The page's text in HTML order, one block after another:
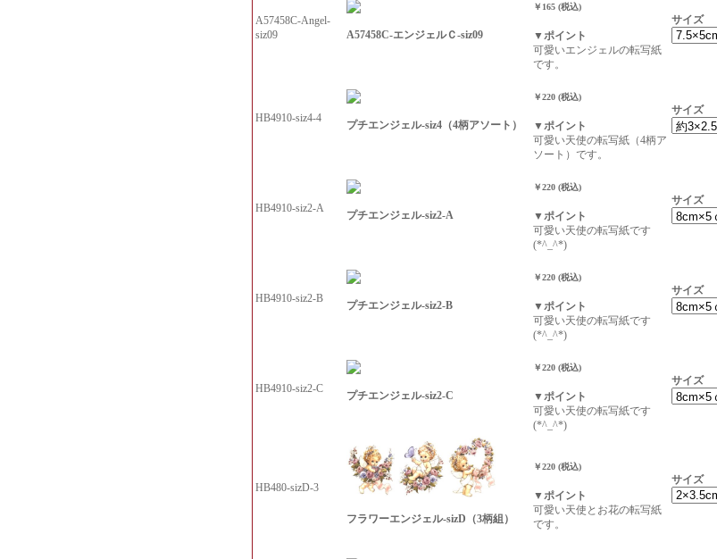
A57458C-Angel-
siz09
A57458C-エンジェルＣ-siz09
￥165 (税込)
▼ポイント
可愛いエンジェルの転写紙
です。
サイズ
HB4910-siz4-4
プチエンジェル-siz4（4柄アソート）
￥220 (税込)
▼ポイント
可愛い天使の転写紙（4柄ア
ソート）です。
サイズ
HB4910-siz2-A
プチエンジェル-siz2-A
￥220 (税込)
▼ポイント
可愛い天使の転写紙です
(*^_^*)
サイズ
HB4910-siz2-B
プチエンジェル-siz2-B
￥220 (税込)
▼ポイント
可愛い天使の転写紙です
(*^_^*)
サイズ
HB4910-siz2-C
プチエンジェル-siz2-C
￥220 (税込)
▼ポイント
可愛い天使の転写紙です
(*^_^*)
サイズ
HB480-sizD-3
フラワーエンジェル-sizD（3柄組）
￥220 (税込)
▼ポイント
可愛い天使とお花の転写紙
です。
サイズ